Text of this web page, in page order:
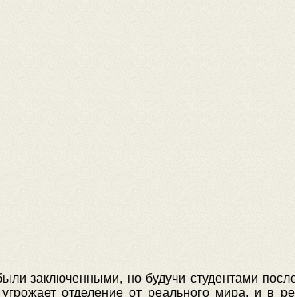
заключенными, но будучи студентами
отделение от реального мира, и в